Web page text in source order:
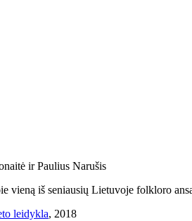
ir Paulius Narušis
vieną iš seniausių Lietuvoje folkloro
leidykla, 2018